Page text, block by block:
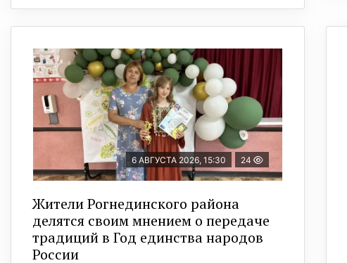
6 АВГУСТА 2026, 15:30 24
Жители Рогнединского района
делятся своим мнением о передаче
традиций в Год единства народов
России